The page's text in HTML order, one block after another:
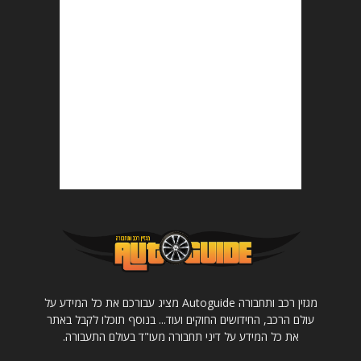
מגזין רכב ותחבורה Autoguide מציג עבורכם את כל המידע על
עולם הרכב, החידושים החוקים ועוד... בנוסף תוכלו לקבל באתר
את כל המידע על דיני תחבורה מעו"ד בעולם התעבורה.